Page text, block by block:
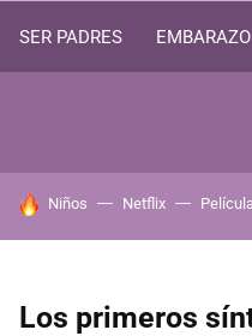
SER PADRES EMBARAZO
HOY SE HABLA DE
Niños Netflix
Los primeros